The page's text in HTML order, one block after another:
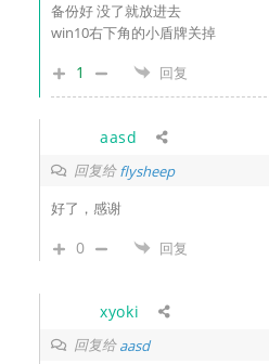
备份好 没了就放进去
win10右下角的小盾牌关掉
1 回复
aasd
回复给flysheep
好了，感谢
0 回复
xyoki
回复给aasd